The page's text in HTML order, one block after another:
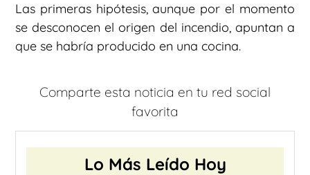
Las primeras hipótesis, aunque por el momento
se desconocen el origen del incendio, apuntan a
que se habría producido en una cocina.
Comparte esta noticia en tu red social
favorita
Lo Más Leído Hoy